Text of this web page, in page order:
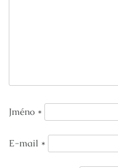
Jméno *
E-mail *